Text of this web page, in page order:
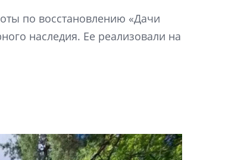
по восстановлению «Дачи
наследия. Ее реализовали на
Петербурга, будущем спальных
Что важнее для современного